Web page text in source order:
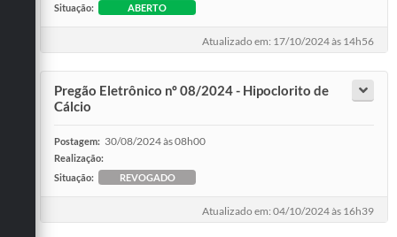
Situação:
ABERTO
Atualizado em: 17/10/2024 às 14h56
Pregão Eletrônico nº 08/2024 - Hipoclorito de
Cálcio
Postagem: 30/08/2024 às 08h00
Realização:
Situação:
REVOGADO
Atualizado em: 04/10/2024 às 16h39